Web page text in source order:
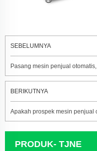
SEBELUMNYA
BERIKUTNYA
Apakah prospek mesin penjual
PRODUK- TJNE